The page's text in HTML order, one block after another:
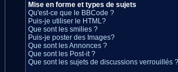
Mise en forme et types de sujets
Qu'est-ce que le BBCode ?
Puis-je utiliser le HTML?
Que sont les smilies ?
Puis-je poster des Images?
Que sont les Annonces ?
Que sont les Post-it ?
Que sont les sujets de discussions verrouillés ?